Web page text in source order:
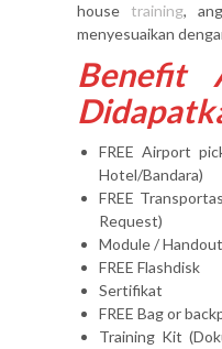
house training,
menyesuaikan
Benefit
FREE Airport
Hotel/Bandara)
FREE
Request)
Module / Handout
FREE Flashdisk
Sertifikat
FREE Bag or
Training Kit